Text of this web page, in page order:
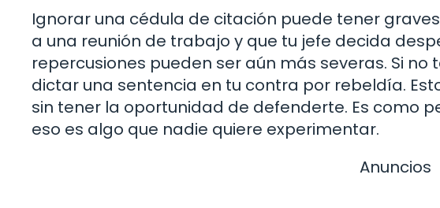
Ignorar una cédula de citación puede tener
a una reunión de trabajo y que tu jefe decida
repercusiones pueden ser aún más severas. Si
dictar una sentencia en tu contra por rebeldía.
sin tener la oportunidad de defenderte. Es como
eso es algo que nadie quiere experimentar.
Anuncios